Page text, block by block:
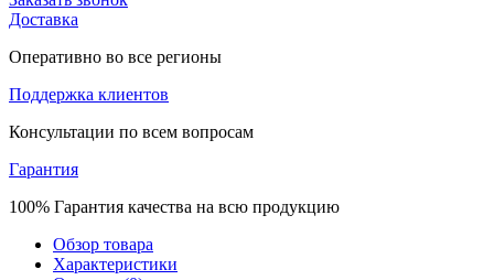
Доставка
Оперативно во все регионы
Поддержка клиентов
Консультации по всем вопросам
Гарантия
100% Гарантия качества на всю продукцию
Обзор товара
Характеристики